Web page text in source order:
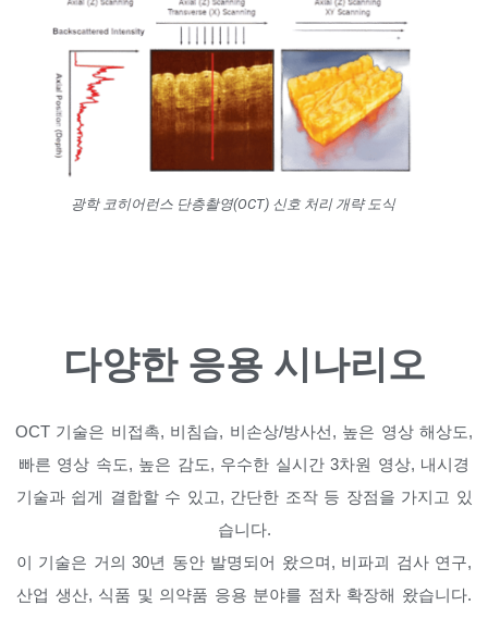
광학 코히어런스 단층촬영(OCT) 신호 처리 개략 도식
다양한 응용 시나리오
OCT 기술은 비접촉, 비침습, 비손상/방사선, 높은 영상 해상도,
빠른 영상 속도, 높은 감도, 우수한 실시간 3차원 영상, 내시경
기술과 쉽게 결합할 수 있고, 간단한 조작 등 장점을 가지고 있
습니다.
이 기술은 거의 30년 동안 발명되어 왔으며, 비파괴 검사 연구,
산업 생산, 식품 및 의약품 응용 분야를 점차 확장해 왔습니다.